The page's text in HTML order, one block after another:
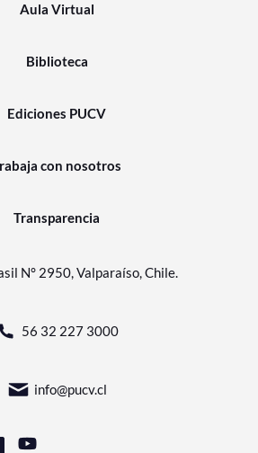
Aula Virtual
Biblioteca
Ediciones PUCV
con nosotros
Transparencia
N° 2950, Valparaíso, Chile.
56 32 227 3000
info@pucv.cl